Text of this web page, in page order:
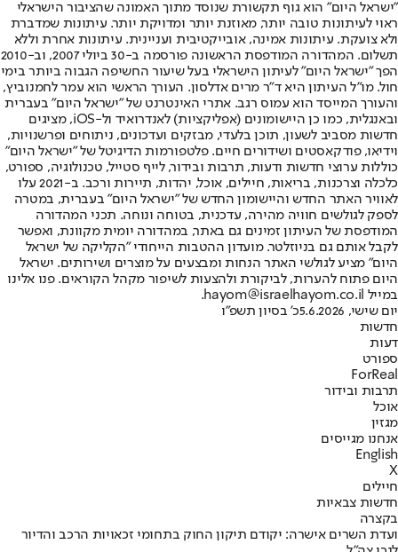
"ישראל היום" הוא גוף תקשורת שנוסד מתוך האמונה שהציבור הישראלי
ראוי לעיתונות טובה יותר, מאוזנת יותר ומדויקת יותר. עיתונות שמדברת
ולא צועקת. עיתונות אמינה, אובייקטיבית ועניינית. עיתונות אחרת וללא
תשלום. המהדורה המודפסת הראשונה פורסמה ב-30 ביולי 2007, וב-2010
הפך "ישראל היום" לעיתון הישראלי בעל שיעור החשיפה הגבוה ביותר בימי
חול. מו"ל העיתון היא ד"ר מרים אדלסון. העורך הראשי הוא עמר לחמנוביץ,
והעורך המייסד הוא עמוס רגב. אתרי האינטרנט של "ישראל היום" בעברית
ובאנגלית, כמו כן היישומונים (אפליקציות) לאנדרואיד ול-iOS, מציגים
חדשות מסביב לשעון, תוכן בלעדי, מבזקים ועדכונים, ניתוחים ופרשנויות,
וידיאו, פודקאסטים ושידורים חיים. פלטפורמות הדיגיטל של "ישראל היום"
כוללות ערוצי חדשות ודעות, תרבות ובידור, לייף סטייל, טכנולוגיה, ספורט,
כלכלה וצרכנות, בריאות, חיילים, אוכל, יהדות, תיירות ורכב. ב-2021 עלו
לאוויר האתר החדש והיישומון החדש של "ישראל היום" בעברית, במטרה
לספק לגולשים חוויה מהירה, עדכנית, בטוחה ונוחה. תכני המהדורה
המודפסת של העיתון זמינים גם באתר, במהדורה יומית מקוונת, ואפשר
לקבל אותם גם בניוזלטר. מועדון ההטבות הייחודי "הקליקה של ישראל
היום" מציע לגולשי האתר הנחות ומבצעים על מוצרים ושירותים. ישראל
היום פתוח להערות, לביקורת ולהצעות לשיפור מקהל הקוראים. פנו אלינו
במייל hayom@israelhayom.co.il.
יום שישי, 5.6.2026
כ' בסיון תשפ"ו
חדשות
דעות
ספורט
ForReal
תרבות ובידור
אוכל
מגזין
אנחנו מגייסים
English
X
חיילים
חדשות צבאיות
בקצרה
ועדת השרים אישרה: יקודם תיקון החוק בתחומי זכאויות הרכב והדיור